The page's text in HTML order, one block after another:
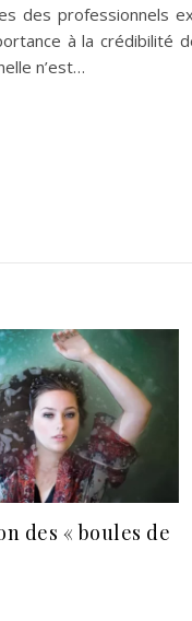
des professionnels
à la crédibilité
n’est…
des « boules de